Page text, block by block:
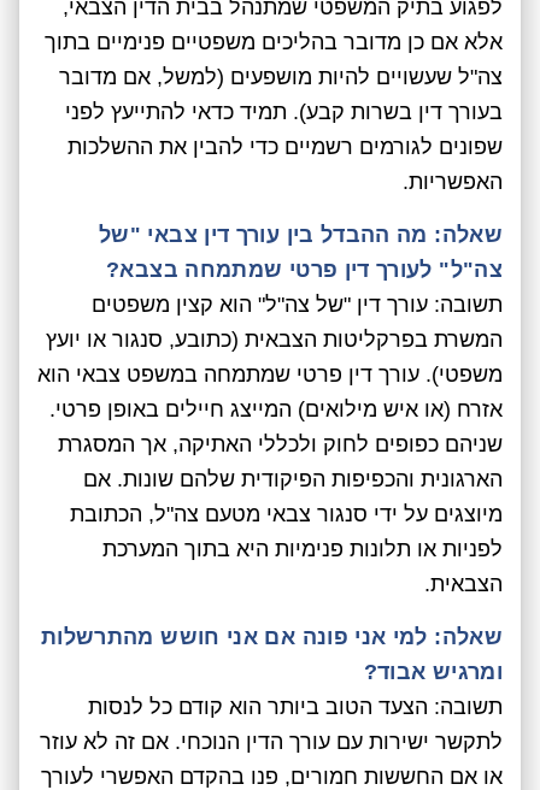
לפגוע בתיק המשפטי שמתנהל בבית הדין הצבאי,
אלא אם כן מדובר בהליכים משפטיים פנימיים בתוך
צה"ל שעשויים להיות מושפעים (למשל, אם מדובר
בעורך דין בשרות קבע). תמיד כדאי להתייעץ לפני
שפונים לגורמים רשמיים כדי להבין את ההשלכות
האפשריות.
שאלה: מה ההבדל בין עורך דין צבאי "של
צה"ל" לעורך דין פרטי שמתמחה בצבא?
תשובה: עורך דין "של צה"ל" הוא קצין משפטים
המשרת בפרקליטות הצבאית (כתובע, סנגור או יועץ
משפטי). עורך דין פרטי שמתמחה במשפט צבאי הוא
אזרח (או איש מילואים) המייצג חיילים באופן פרטי.
שניהם כפופים לחוק ולכללי האתיקה, אך המסגרת
הארגונית והכפיפות הפיקודית שלהם שונות. אם
מיוצגים על ידי סנגור צבאי מטעם צה"ל, הכתובת
לפניות או תלונות פנימיות היא בתוך המערכת
הצבאית.
שאלה: למי אני פונה אם אני חושש מהתרשלות
ומרגיש אבוד?
תשובה: הצעד הטוב ביותר הוא קודם כל לנסות
לתקשר ישירות עם עורך הדין הנוכחי. אם זה לא עוזר
או אם החששות חמורים, פנו בהקדם האפשרי לעורך